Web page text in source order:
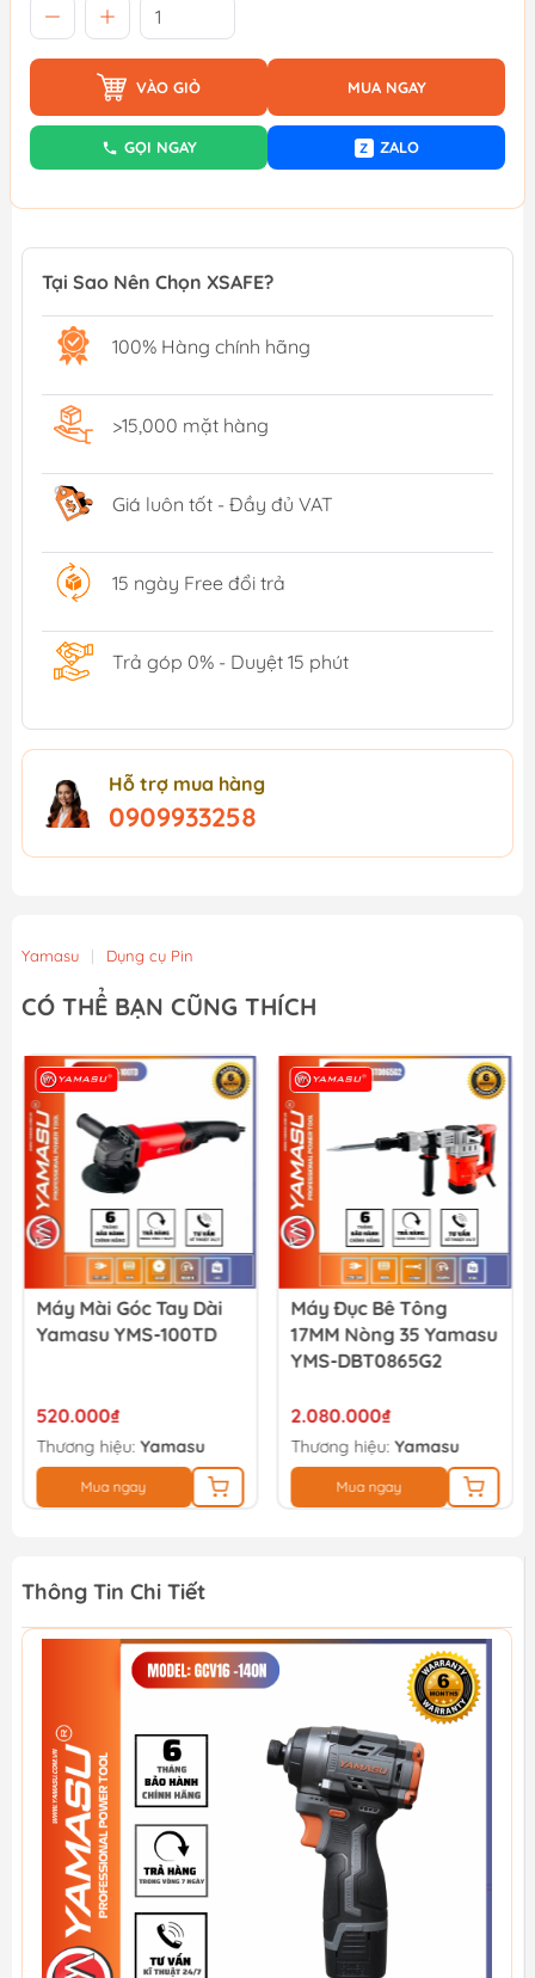
VÀO GIỎ MUA NGAY
GỌI NGAY Z ZALO
Tại Sao Nên Chọn XSAFE?
100% Hàng chính hãng
>15,000 mặt hàng
Giá luôn tốt - Đầy đủ VAT
15 ngày Free đổi trả
Trả góp 0% - Duyệt 15 phút
Hỗ trợ mua hàng
0909933258
Yamasu | Dụng cụ Pin
CÓ THỂ BẠN CŨNG THÍCH
Máy Mài Góc Tay Dài
Yamasu YMS-100TD
520.000₫
Thương hiệu: Yamasu
Mua ngay
Máy Đục Bê Tông
17MM Nòng 35 Yamasu
YMS-DBT0865G2
2.080.000₫
Thương hiệu:Yamasu
Mua ngay
Thông Tin Chi Tiết